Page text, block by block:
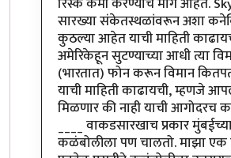
सारख्या संकेतस्थळांवरून अशा
कुठल्या आहेत याची माहिती
अमेरिकेहून सुटण्याच्या आधी त्या
(भारतात) फोन करून विमान
याची माहिती काढायची, म्हणजे
मिळणार की नाही याची आगोदरच
____ वाकडसारखाच प्रकार
कळंबोलीला पण चालतो. माझा एक